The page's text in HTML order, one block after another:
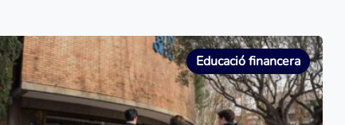
Educació financera